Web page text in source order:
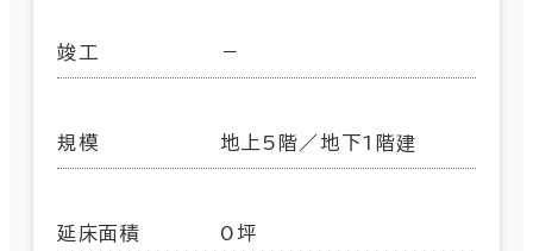
竣工 －
規模 地上5階／地下1階建
延床面積 0坪